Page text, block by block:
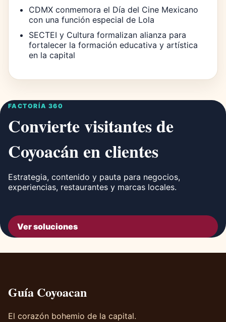
CDMX conmemora el Día del Cine Mexicano
con una función especial de Lola
SECTEI y Cultura formalizan alianza para
fortalecer la formación educativa y artística
en la capital
FACTORÍA 360
Convierte visitantes de
Coyoacán en clientes
Estrategia, contenido y pauta para negocios,
experiencias, restaurantes y marcas locales.
Ver soluciones
Guía Coyoacan
El corazón bohemio de la capital.